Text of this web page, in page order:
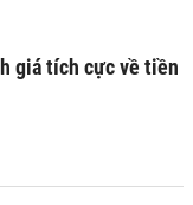
giá tích cực về tiền